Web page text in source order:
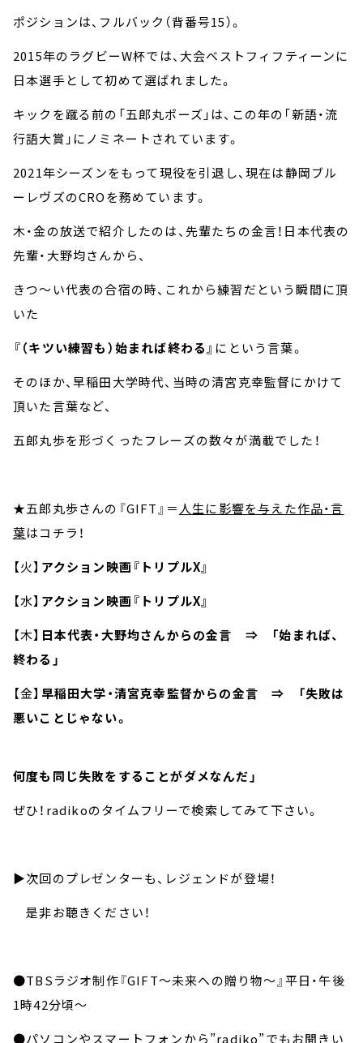
ポジションは、フルバック（背番号15）。
2015年のラグビーW杯では、大会ベストフィフティーンに
日本選手として初めて選ばれました。
キックを蹴る前の「五郎丸ポーズ」は、この年の「新語・流
行語大賞」にノミネートされています。
2021年シーズンをもって現役を引退し、現在は静岡ブル
ーレヴズのCROを務めています。
木・金の放送で紹介したのは、先輩たちの金言！日本代表の
先輩・大野均さんから、
きつ～い代表の合宿の時、これから練習だという瞬間に頂
いた
『（キツい練習も）始まれば終わる』 にという言葉。
そのほか、早稲田大学時代、当時の清宮克幸監督にかけて
頂いた言葉など、
五郎丸歩を形づくったフレーズの数々が満載でした！
★五郎丸歩さんの『GIFT』＝ 人生に影響を与えた作品・言
葉はコチラ！
【火】 アクション映画『トリプルX』
【水】 アクション映画『トリプルX』
【木】 日本代表・大野均さんからの金言 ⇒ 「始まれば、
終わる」
【金】 早稲田大学・清宮克幸監督からの金言 ⇒ 「失敗は
悪いことじゃない。
何度も同じ失敗をすることがダメなんだ」
ぜひ！radikoのタイムフリーで検索してみて下さい。
▶︎次回のプレゼンターも、レジェンドが登場！
是非お聴きください！
●TBSラジオ制作『GIFT～未来への贈り物～』平日・午後
1時42分頃～
●パソコンやスマートフォンから”radiko”でもお聞きい